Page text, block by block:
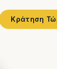
Κράτηση